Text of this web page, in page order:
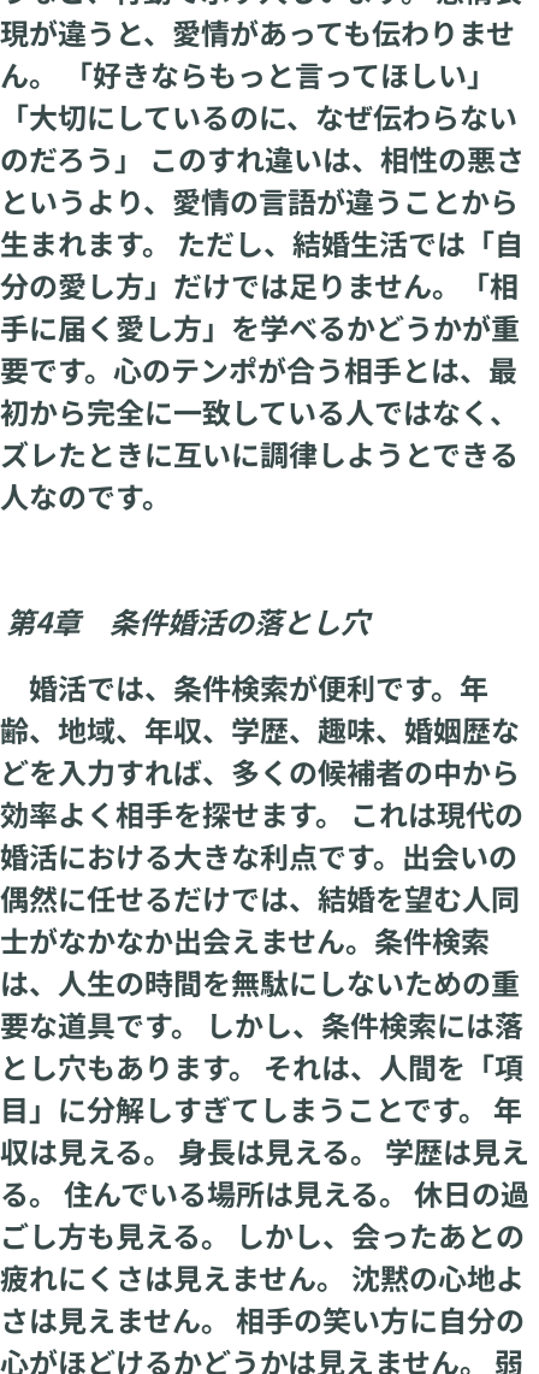
現が違うと、愛情があっても伝わりませ
ん。 「好きならもっと言ってほしい」
「大切にしているのに、なぜ伝わらない
のだろう」 このすれ違いは、相性の悪さ
というより、愛情の言語が違うことから
生まれます。 ただし、結婚生活では「自
分の愛し方」だけでは足りません。「相
手に届く愛し方」を学べるかどうかが重
要です。心のテンポが合う相手とは、最
初から完全に一致している人ではなく、
ズレたときに互いに調律しようとできる
人なのです。
第4章 条件婚活の落とし穴
婚活では、条件検索が便利です。年
齢、地域、年収、学歴、趣味、婚姻歴な
どを入力すれば、多くの候補者の中から
効率よく相手を探せます。 これは現代の
婚活における大きな利点です。出会いの
偶然に任せるだけでは、結婚を望む人同
士がなかなか出会えません。条件検索
は、人生の時間を無駄にしないための重
要な道具です。 しかし、条件検索には落
とし穴もあります。 それは、人間を「項
目」に分解しすぎてしまうことです。 年
収は見える。 身長は見える。 学歴は見え
る。 住んでいる場所は見える。 休日の過
ごし方も見える。 しかし、会ったあとの
疲れにくさは見えません。 沈黙の心地よ
さは見えません。 相手の笑い方に自分の
心がほどけるかどうかは見えません。 弱